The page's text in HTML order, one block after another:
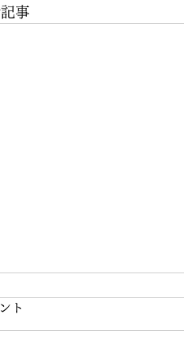
事
ト